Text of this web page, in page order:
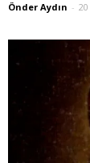
Önder Aydın -